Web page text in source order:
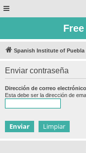
Spanish Institute of Puebla
Enviar contraseña
Dirección de correo
Esta debe ser la dirección de